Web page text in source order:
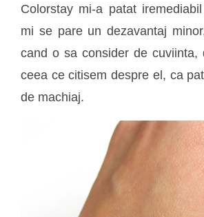
Colorstay mi-a patat
mi se pare un dezavantaj
cand o sa consider de cuviinta,
ceea ce citisem despre el, ca
de machiaj.